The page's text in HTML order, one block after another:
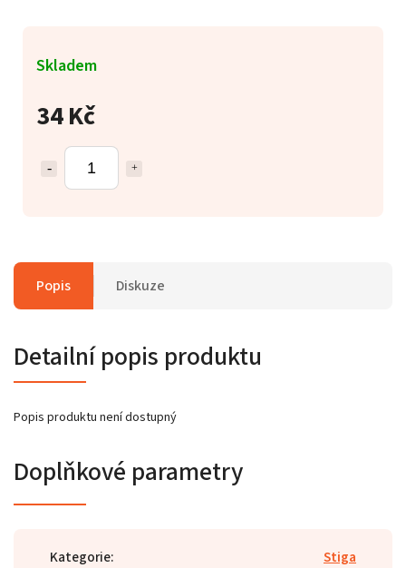
34 Kč
Skladem
Popis Diskuze
Detailní popis produktu
Popis produktu není dostupný
Doplňkové parametry
Kategorie:
Stiga